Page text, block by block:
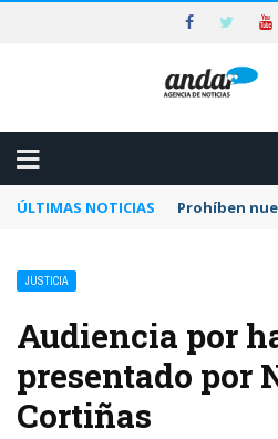
ÚLTIMAS NOTICIAS Prohíben
JUSTICIA
Audiencia por
presentado por
Cortiñas